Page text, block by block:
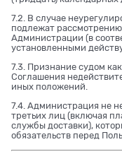
7.2. В случае
подлежат
Администрации (в
установленными
7.3. Признание судом
Соглашения
иных положений.
7.4. Администрация не
третьих лиц (включая
службы доставки),
обязательств перед